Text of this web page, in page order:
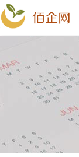
佰企网